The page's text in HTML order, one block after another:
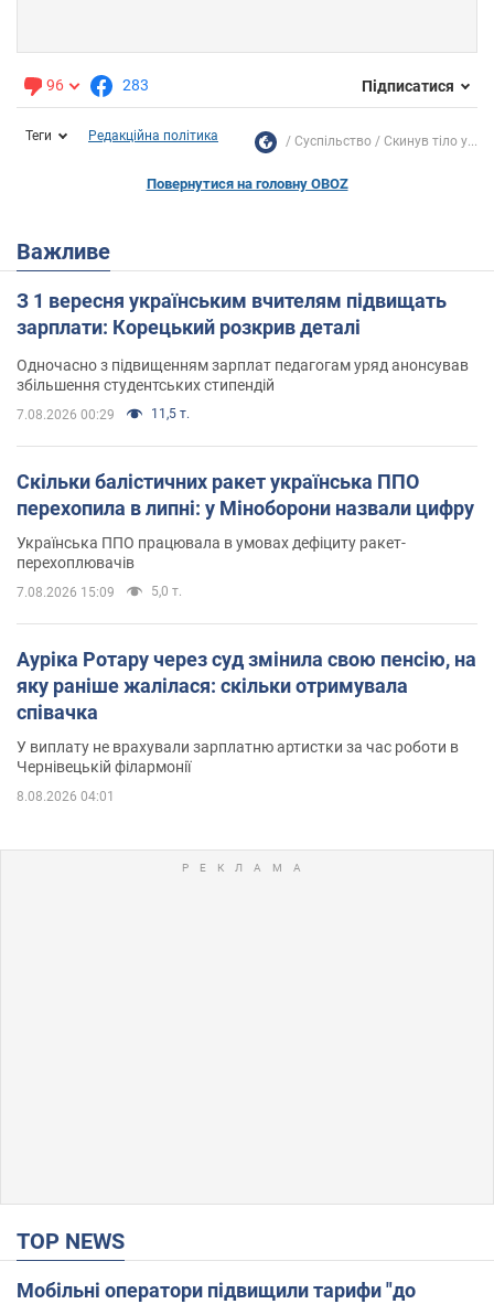
96 283 Підписатися
Теги Редакційна політика Суспільство Скинув тіло у...
Повернутися на головну OBOZ
Важливе
З 1 вересня українським вчителям підвищать
зарплати: Корецький розкрив деталі
Одночасно з підвищенням зарплат педагогам уряд анонсував
збільшення студентських стипендій
7.08.2026 00:29 11,5 т.
Скільки балістичних ракет українська ППО
перехопила в липні: у Міноборони назвали цифру
Українська ППО працювала в умовах дефіциту ракет-
перехоплювачів
7.08.2026 15:09 5,0 т.
Ауріка Ротару через суд змінила свою пенсію, на
яку раніше жалілася: скільки отримувала
співачка
У виплату не врахували зарплатню артистки за час роботи в
Чернівецькій філармонії
8.08.2026 04:01
TOP NEWS
Мобільні оператори підвищили тарифи "до